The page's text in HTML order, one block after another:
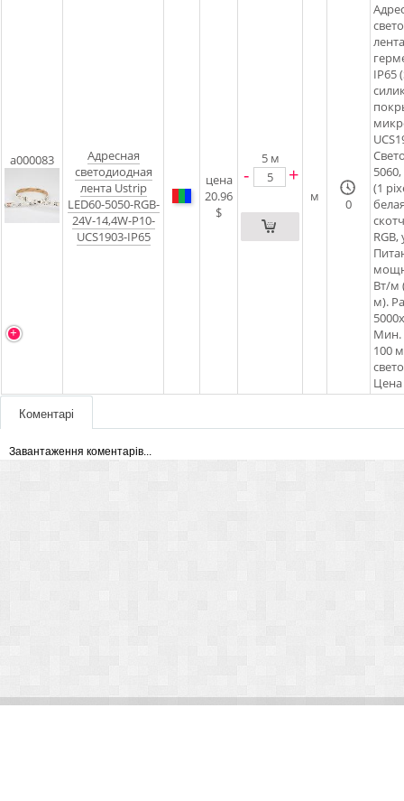
a000083
Адресная
светодиодная
лента Ustrip
LED60-5050-RGB-
24V-14,4W-P10-
UCS1903-IP65
цена
20.96
$
5 м
- +
м 0
IP65
(1
RGB,
Вт/м
м).
Мин.
100
Цена
Коментарі
Завантаження коментарів...